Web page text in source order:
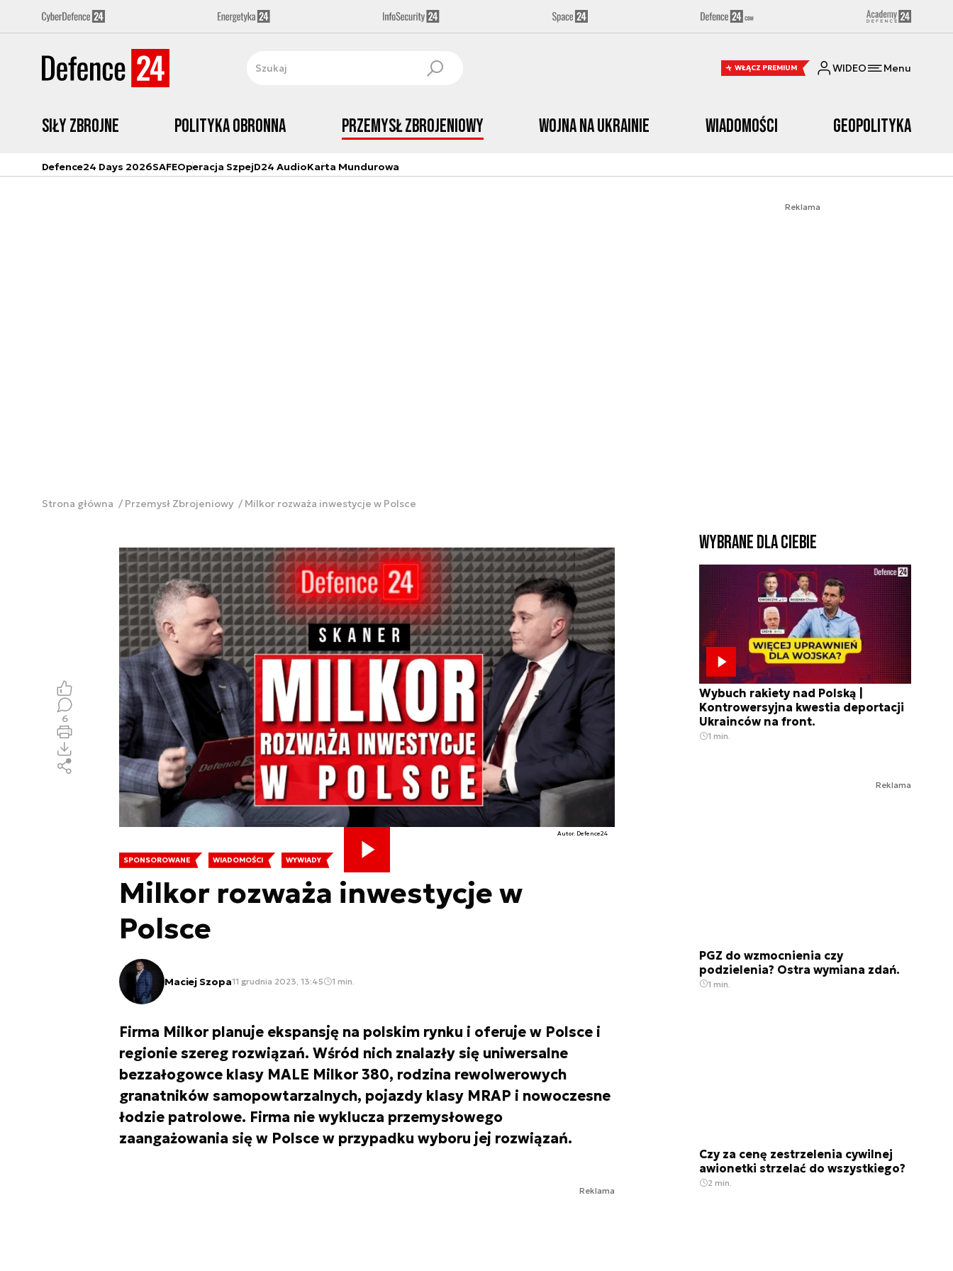
WŁĄCZ PREMIUM WIDEO Menu
Siły zbrojne Polityka obronna Przemysł Zbrojeniowy Wojna na Ukrainie Wiadomości Geopolityka
Defence24 Days 2026SAFEOperacja SzpejD24 AudioKarta Mundurowa
Reklama
Strona główna Przemysł Zbrojeniowy Milkor rozważa inwestycje w Polsce
SPONSOROWANE WIADOMOŚCI WYWIADY
Milkor rozważa inwestycje w
Polsce
Maciej Szopa11 grudnia 2023, 13:45 1 min.
Autor. Defence24
Firma Milkor planuje ekspansję na polskim rynku i oferuje w Polsce i
regionie szereg rozwiązań. Wśród nich znalazły się uniwersalne
bezzałogowce klasy MALE Milkor 380, rodzina rewolwerowych
granatników samopowtarzalnych, pojazdy klasy MRAP i nowoczesne
łodzie patrolowe. Firma nie wyklucza przemysłowego
zaangażowania się w Polsce w przypadku wyboru jej rozwiązań.
6
Reklama
Wybrane dla Ciebie
Wybuch rakiety nad Polską |
Kontrowersyjna kwestia deportacji
Ukrainców na front.
1 min.
Reklama
PGZ do wzmocnienia czy
podzielenia? Ostra wymiana zdań.
1 min.
Czy za cenę zestrzelenia cywilnej
awionetki strzelać do wszystkiego?
2 min.